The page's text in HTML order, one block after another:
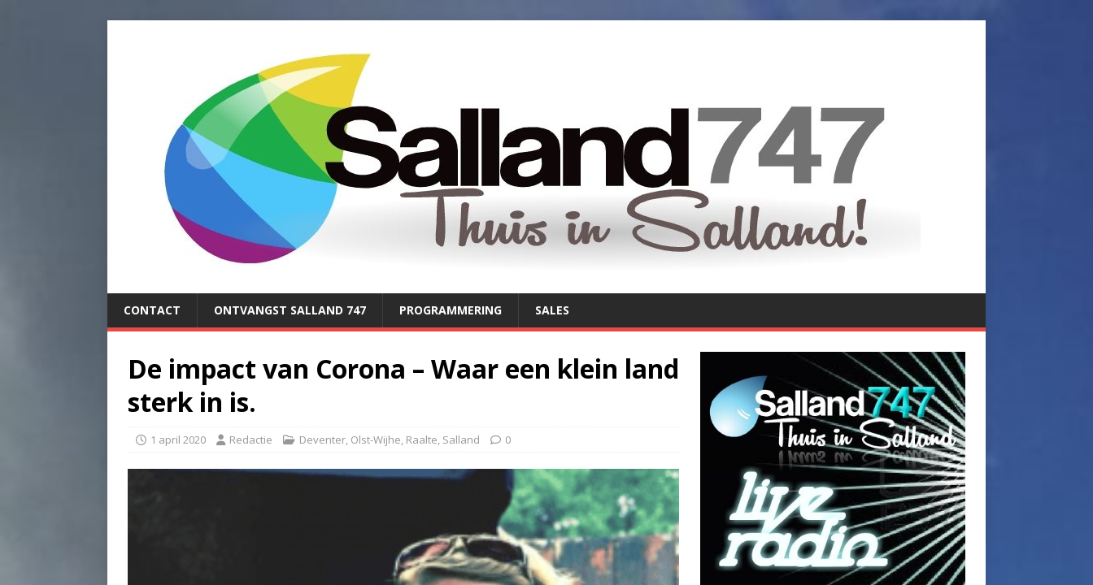
CONTACT ONTVANGST SALLAND 747 PROGRAMMERING SALES
De impact van Corona – Waar een klein land
sterk in is.
1 april 2020 Redactie Deventer, Olst-Wijhe, Raalte, Salland 0